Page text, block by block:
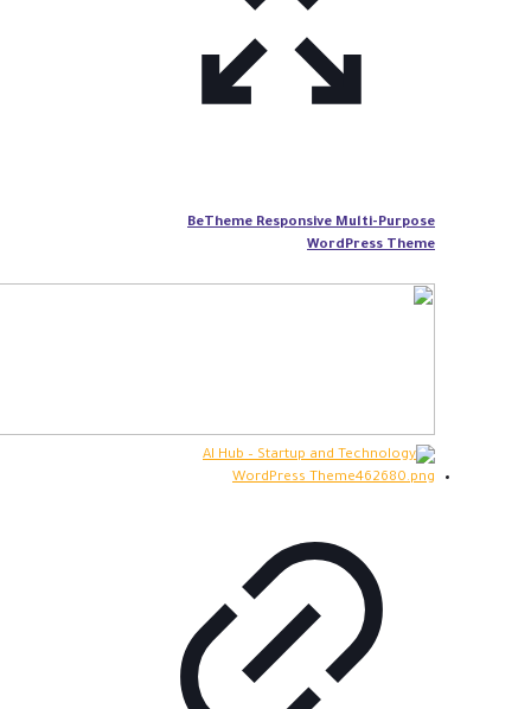
BeTheme Responsive Multi-Purpose
WordPress Theme